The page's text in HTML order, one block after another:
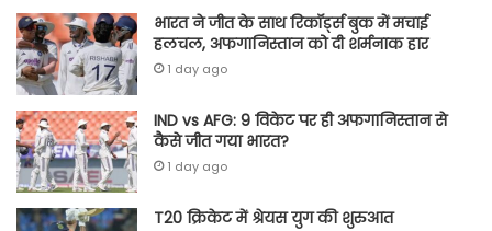
भारत ने जीत के साथ रिकॉर्ड्स बुक में मचाई
हलचल, अफगानिस्तान को दी शर्मनाक हार
1 day ago
IND vs AFG: 9 विकेट पर ही अफगानिस्तान से
कैसे जीत गया भारत?
1 day ago
T20 क्रिकेट में श्रेयस युग की शुरुआत